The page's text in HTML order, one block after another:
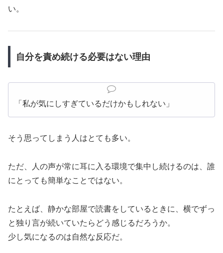
い。
自分を責め続ける必要はない理由
「私が気にしすぎているだけかもしれない」
そう思ってしまう人はとても多い。
ただ、人の声が常に耳に入る環境で集中し続けるのは、誰
にとっても簡単なことではない。
たとえば、静かな部屋で読書をしているときに、横でずっ
と独り言が続いていたらどう感じるだろうか。
少し気になるのは自然な反応だ。